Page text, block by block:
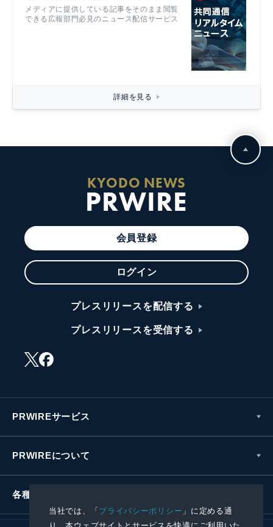
当社では、「プライバシーポリシー 」に定める通
メディアに提供している記事をそのまま閲覧
できる広報部門必見のニュース配信サービス
詳細を見る
KYODO NEWS
PRWIRE
会員登録
ログイン
プレスリリースを配信する
プレスリリースを受信する
PRWIREサービス
PRWIREについて
各種お問い合わせ